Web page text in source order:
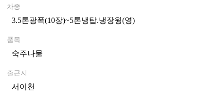
차종
3.5톤광폭(10장)~5톤냉탑.냉장윙(영)
품목
숙주나물
출근지
서이천